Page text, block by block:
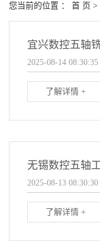
您当前的位置 ： 首 页 >
宜兴数控五轴
2025-08-14 08:30:35
了解详情 +
无锡数控五轴
2025-08-13 08:30:30
了解详情 +